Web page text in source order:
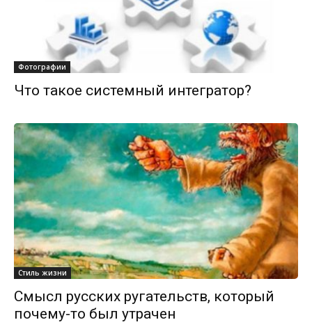
Фотографии
Что такое системный интегратор?
Стиль жизни
Смысл русских ругательств, который
почему-то был утрачен